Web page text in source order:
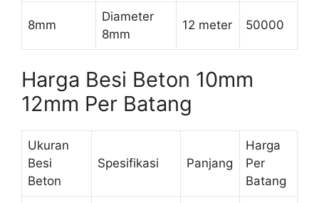
8mm
Diameter
8mm
12 meter 50000
Harga Besi Beton 10mm
12mm Per Batang
Ukuran
Besi
Beton
Spesifikasi Panjang
Harga
Per
Batang